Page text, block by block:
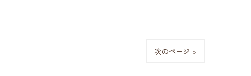
次のページ >